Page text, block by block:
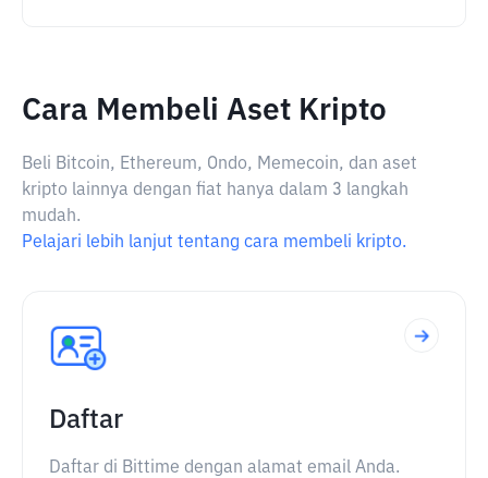
Cara Membeli Aset Kripto
Beli Bitcoin, Ethereum, Ondo, Memecoin, dan aset
kripto lainnya dengan fiat hanya dalam 3 langkah
mudah.
Pelajari lebih lanjut tentang cara membeli kripto.
Daftar
Daftar di Bittime dengan alamat email Anda.